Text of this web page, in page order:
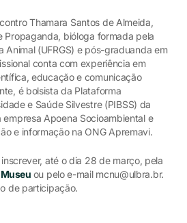
Thamara Santos de Almeida,
Propaganda, bióloga formada pela
Animal (UFRGS) e pós-graduanda em
conta com experiência em
educação e comunicação
é bolsista da Plataforma
e Saúde Silvestre (PIBSS) da
Apoena Socioambiental e
e informação na ONG Apremavi.
até o dia 28 de março, pela
ou pelo e-mail mcnu@ulbra.br.
de participação.